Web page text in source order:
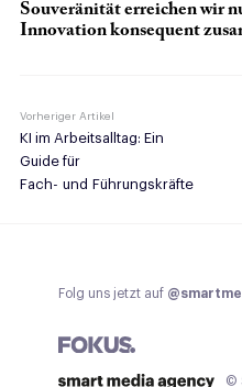
Souveränität erreichen wir
Innovation konsequent
Vorheriger Artikel
KI im Arbeitsalltag: Ein
Guide für
Fach- und Führungskräfte
Folg uns jetzt auf
©